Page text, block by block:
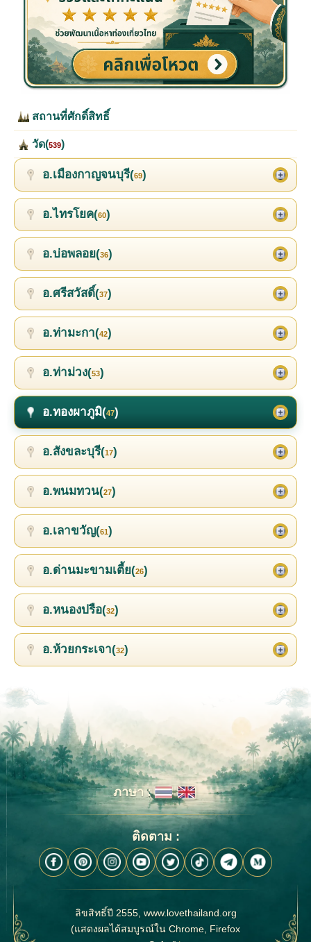
สถานที่ศักดิ์สิทธิ์
วัด(539)
อ.เมืองกาญจนบุรี(69)
อ.ไทรโยค(60)
อ.บ่อพลอย(36)
อ.ศรีสวัสดิ์(37)
อ.ท่ามะกา(42)
อ.ท่าม่วง(53)
อ.ทองผาภูมิ(47)
อ.สังขละบุรี(17)
อ.พนมทวน(27)
อ.เลาขวัญ(61)
อ.ด่านมะขามเตี้ย(26)
อ.หนองปรือ(32)
อ.ห้วยกระเจา(32)
ภาษา :
ติดตาม :
ลิขสิทธิ์ปี 2555, www.lovethailand.org
(แสดงผลได้สมบูรณ์ใน Chrome, Firefox